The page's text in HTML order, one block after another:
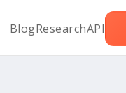
BlogResearchAPI